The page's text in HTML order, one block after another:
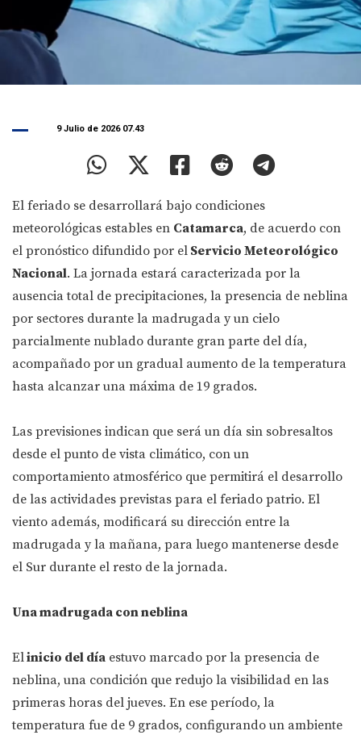
9 Julio de 2026 07.43
El feriado se desarrollará bajo condiciones
meteorológicas estables en Catamarca, de acuerdo con
el pronóstico difundido por el Servicio Meteorológico
Nacional. La jornada estará caracterizada por la
ausencia total de precipitaciones, la presencia de neblina
por sectores durante la madrugada y un cielo
parcialmente nublado durante gran parte del día,
acompañado por un gradual aumento de la temperatura
hasta alcanzar una máxima de 19 grados.
Las previsiones indican que será un día sin sobresaltos
desde el punto de vista climático, con un
comportamiento atmosférico que permitirá el desarrollo
de las actividades previstas para el feriado patrio. El
viento además, modificará su dirección entre la
madrugada y la mañana, para luego mantenerse desde
el Sur durante el resto de la jornada.
Una madrugada con neblina
Elinicio del día estuvo marcado por la presencia de
neblina, una condición que redujo la visibilidad en las
primeras horas del jueves. En ese período, la
temperatura fue de 9 grados, configurando un ambiente